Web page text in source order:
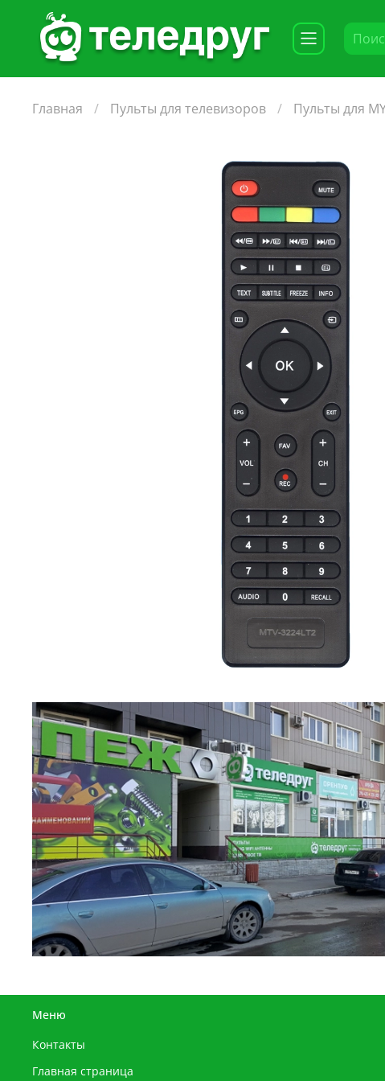
Главная Пульты для телевизоров Пульты для
Меню
Контакты
Главная страница